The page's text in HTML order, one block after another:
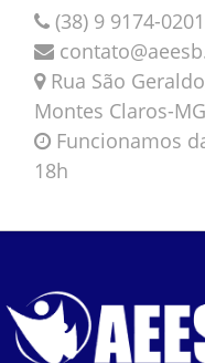
(38) 9 9174-0201
Rua São
Montes Claros-MG
Funcionamos
18h